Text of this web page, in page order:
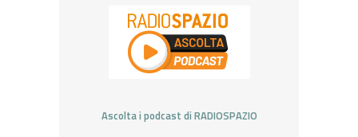
Ascolta i podcast di RADIOSPAZIO